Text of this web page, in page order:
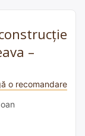
–
o recomandare